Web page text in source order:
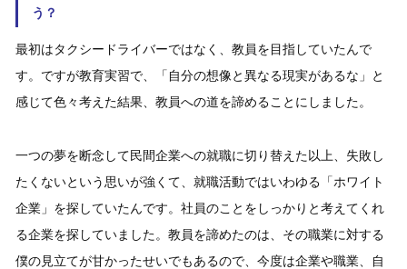
う？
最初はタクシードライバーではなく、教員を目指していたんで
す。ですが教育実習で、「自分の想像と異なる現実があるな」と
感じて色々考えた結果、教員への道を諦めることにしました。
一つの夢を断念して民間企業への就職に切り替えた以上、失敗し
たくないという思いが強くて、就職活動ではいわゆる「ホワイト
企業」を探していたんです。社員のことをしっかりと考えてくれ
る企業を探していました。教員を諦めたのは、その職業に対する
僕の見立てが甘かったせいでもあるので、今度は企業や職業、自